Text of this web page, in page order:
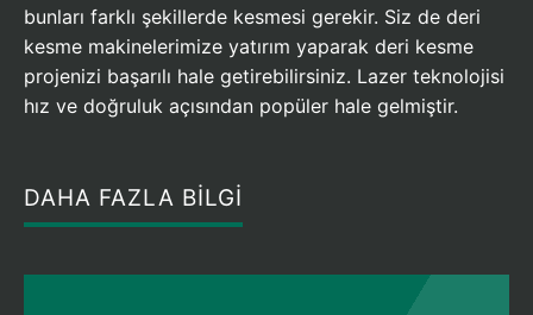
bunları farklı şekillerde kesmesi gerekir. Siz de deri
kesme makinelerimize yatırım yaparak deri kesme
projenizi başarılı hale getirebilirsiniz. Lazer teknolojisi
hız ve doğruluk açısından popüler hale gelmiştir.
DAHA FAZLA BILGI